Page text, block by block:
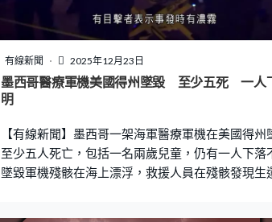
有線新聞 2025年12月23日
墨西哥醫療軍機美國得州墜毀 至少五死 一人
明
【有線新聞】墨西哥一架海軍醫療軍機在美國得州
至少五人死亡，包括一名兩歲兒童，仍有一人下落
墜毀軍機殘骸在海上漂浮，救援人員在殘骸發現生